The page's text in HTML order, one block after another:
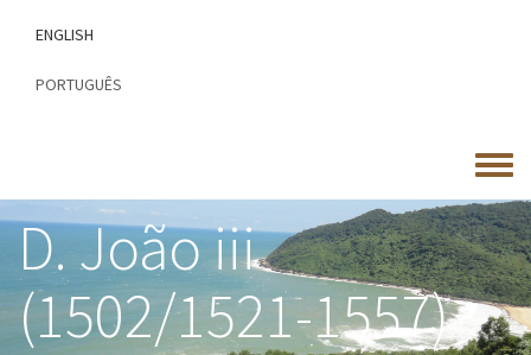
conteúdo
ENGLISH
PORTUGUÊS
Toggle
menu
D. João iii
(1502/1521-1557)